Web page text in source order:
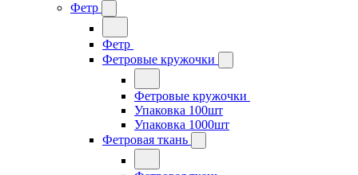
Фетр
Фетр
Фетровые кружочки
Фетровые кружочки
Упаковка 100шт
Упаковка 1000шт
Фетровая ткань